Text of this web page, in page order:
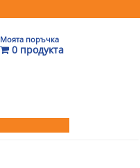
Моята поръчка
0 продукта